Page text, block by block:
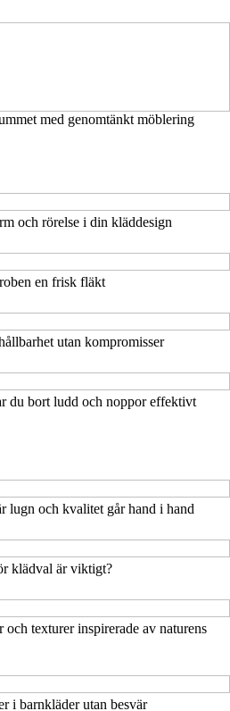
med genomtänkt möblering
och rörelse i din kläddesign
en frisk fläkt
utan kompromisser
du bort ludd och noppor effektivt
lugn och kvalitet går hand i hand
klädval är viktigt?
texturer inspirerade av naturens
i barnkläder utan besvär